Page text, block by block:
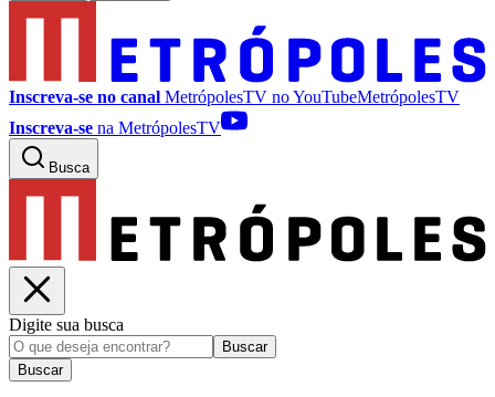
Inscreva-se no canal MetrópolesTV noYouTubeMetrópolesTV
Inscreva-se na MetrópolesTV
Busca
Digite sua busca
Buscar
Buscar